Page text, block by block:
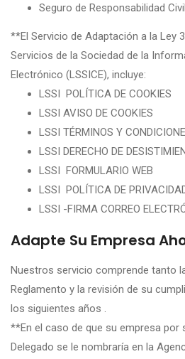
Seguro de Responsabilidad
**El Servicio de Adaptación a la Ley
Servicios de la Sociedad de la
Electrónico (LSSICE), incluye:
LSSI POLÍTICA DE COOKIES
LSSI AVISO DE COOKIES
LSSI TÉRMINOS Y
LSSI DERECHO DE
LSSI FORMULARIO WEB
LSSI POLÍTICA DE
LSSI -FIRMA CORREO
Adapte Su Empresa
Nuestros servicio comprende tanto
Reglamento y la revisión de su
los siguientes años .
**En el caso de que su empresa por
Delegado se le nombraría en la